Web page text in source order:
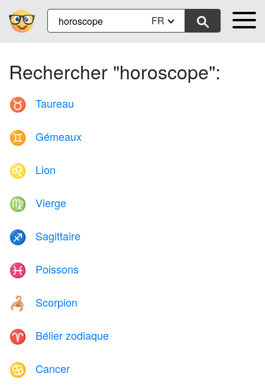
FR
Rechercher "horoscope":
♉ Taureau
♊ Gémeaux
♌ Lion
♍ Vierge
♐ Sagittaire
♓ Poissons
🦂 Scorpion
♈ Bélier zodiaque
♋ Cancer